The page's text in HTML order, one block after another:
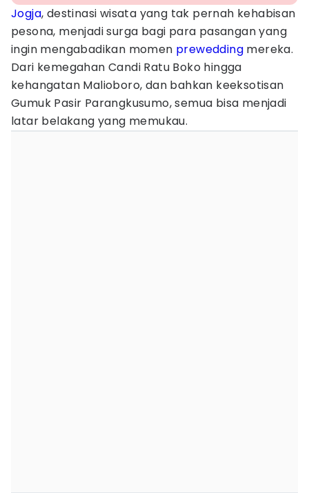
Jogja, destinasi wisata yang tak pernah kehabisan
pesona, menjadi surga bagi para pasangan yang
ingin mengabadikan momen prewedding mereka.
Dari kemegahan Candi Ratu Boko hingga
kehangatan Malioboro, dan bahkan keeksotisan
Gumuk Pasir Parangkusumo, semua bisa menjadi
latar belakang yang memukau.